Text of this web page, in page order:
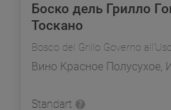
Боско дель Грилло
Тоскано
Вино Красное Полусухое,
Standart